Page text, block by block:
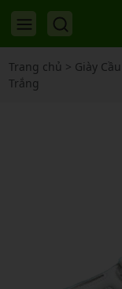
Trang chủ > Giày
Trắng